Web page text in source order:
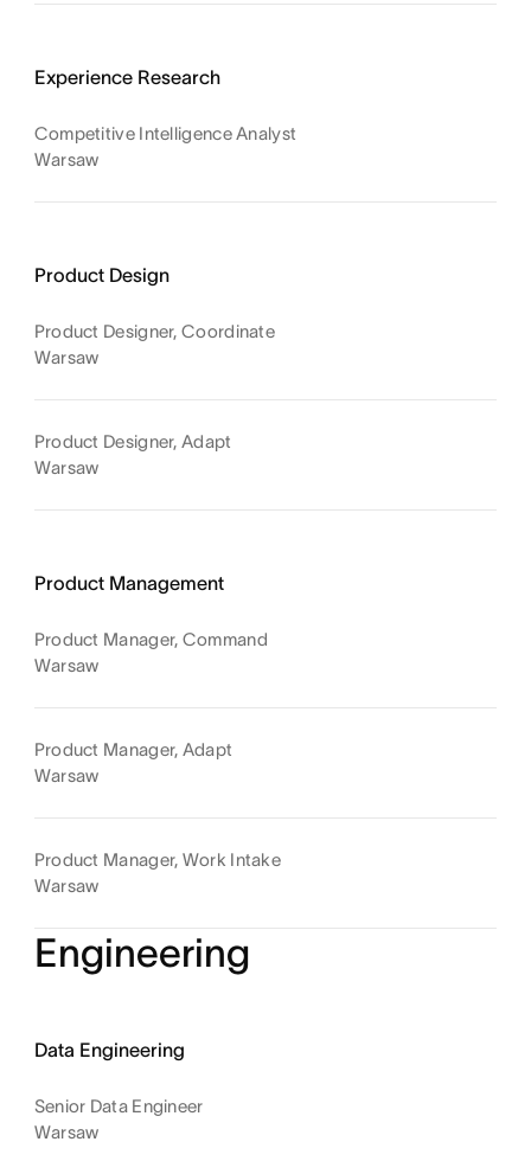
Experience Research
Competitive Intelligence Analyst
Warsaw
Product Design
Product Designer, Coordinate
Warsaw
Product Designer, Adapt
Warsaw
Product Management
Product Manager, Command
Warsaw
Product Manager, Adapt
Warsaw
Product Manager, Work Intake
Warsaw
Engineering
Data Engineering
Senior Data Engineer
Warsaw